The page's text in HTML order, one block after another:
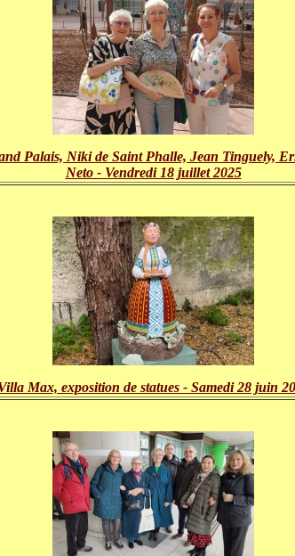
Palais, Niki de Saint Phalle, Jean Tinguely,
Neto - Vendredi 18 juillet 2025
Max, exposition de statues - Samedi 28 juin